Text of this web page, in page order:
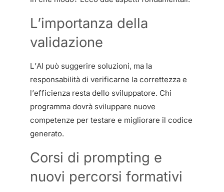
L’importanza della
validazione
L’AI può suggerire soluzioni, ma la
responsabilità di verificarne la correttezza e
l’efficienza resta dello sviluppatore. Chi
programma dovrà sviluppare nuove
competenze per testare e migliorare il codice
generato.
Corsi di prompting e
nuovi percorsi formativi